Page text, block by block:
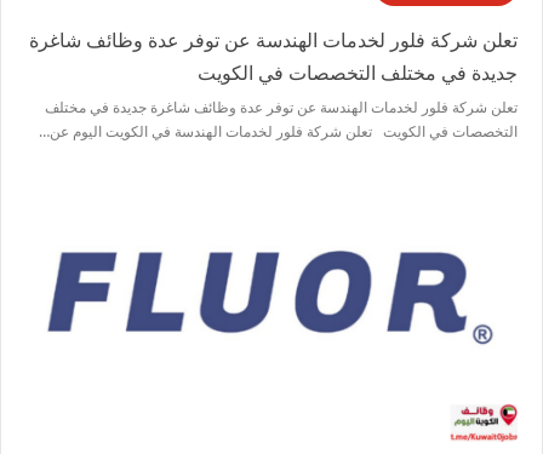
تعلن شركة فلور لخدمات الهندسة عن توفر عدة وظائف شاغرة
جديدة في مختلف التخصصات في الكويت
تعلن شركة فلور لخدمات الهندسة عن توفر عدة وظائف شاغرة جديدة في مختلف
التخصصات في الكويت تعلن شركة فلور لخدمات الهندسة في الكويت اليوم عن…